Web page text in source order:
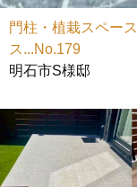
門柱・植栽スペー
ス...No.179
明石市S様邸